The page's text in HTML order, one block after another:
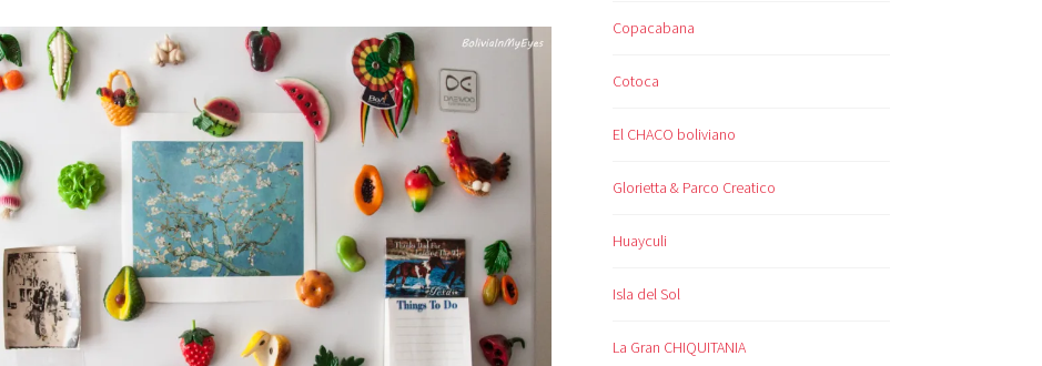
Copacabana
Cotoca
El CHACO boliviano
Glorietta & Parco Creatico
Huayculi
Isla del Sol
La Gran CHIQUITANIA